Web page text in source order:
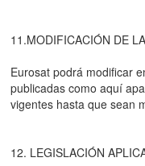
11.MODIFICACIÓN DE
Eurosat podrá modificar
publicadas como aquí
vigentes hasta que sean
12. LEGISLACIÓN